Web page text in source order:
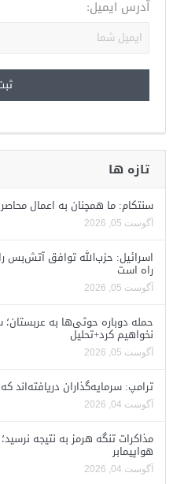
آدرس ایمیل:
تازه ها
سنتکام: ما همچنان به اعمال
آگوست 05, 2026
اسرائیل: حزب‌الله توافق آتش‌بس
راه است
آگوست 05, 2026
حمله دوباره حوثی‌ها به
نخواهیم کرد+تحلیل
آگوست 05, 2026
ترامپ: سرمایه‌گذاران دریافته‌اند
آگوست 04, 2026
مذاکرات تنگه هرمز به نتیجه
هواپیمابر
آگوست 04, 2026